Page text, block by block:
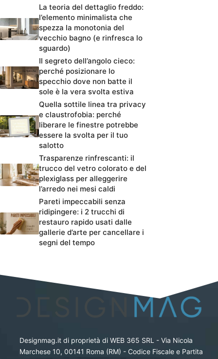
La teoria del dettaglio freddo:
l’elemento minimalista che
spezza la monotonia del
vecchio bagno (e rinfresca lo
sguardo)
Il segreto dell’angolo cieco:
perché posizionare lo
specchio dove non batte il
sole è la vera svolta estiva
Quella sottile linea tra privacy
e claustrofobia: perché
liberare le finestre potrebbe
essere la svolta per il tuo
salotto
Trasparenze rinfrescanti: il
trucco del vetro colorato e del
plexiglass per alleggerire
l’arredo nei mesi caldi
Pareti impeccabili senza
ridipingere: i 2 trucchi di
restauro rapido usati dalle
gallerie d’arte per cancellare i
segni del tempo
Designmag.it di proprietà di WEB 365 SRL - Via Nicola
Marchese 10, 00141 Roma (RM) - Codice Fiscale e Partita